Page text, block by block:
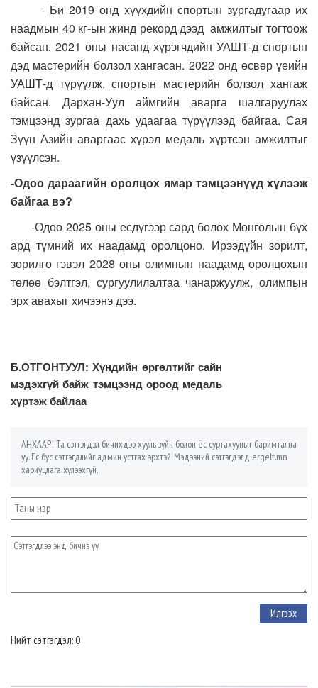
- Би 2019 онд хүүхдийн спортын зургадугаар их
наадмын 40 кг-ын жинд рекорд дээд амжилтыг тогтоож
байсан. 2021 оны насанд хүрэгчдийн УАШТ-д спортын
дэд мастерийн болзол хангасан. 2022 онд өсвөр үеийн
УАШТ-д түрүүлж, спортын мастерийн болзол хангаж
байсан. Дархан-Уул аймгийн аварга шалгаруулах
тэмцээнд зургаа дахь удаагаа түрүүлээд байгаа. Сая
Зүүн Азийн аваргаас хүрэл медаль хүртсэн амжилтыг
үзүүлсэн.
-Одоо дараагийн оролцох ямар тэмцээнүүд хүлээж
байгаа вэ?
-Одоо 2025 оны есдүгээр сард болох Монголын бүх
ард түмний их наадамд оролцоно. Ирээдүйн зорилт,
зорилго гэвэл 2028 оны олимпын наадамд оролцохын
төлөө бэлтгэл, сургуулилалтаа чанаржуулж, олимпын
эрх авахыг хичээнэ дээ.
Б.ОТГОНТУУЛ: Хүндийн өргөлтийг сайн
мэдэхгүй байж тэмцээнд ороод медаль
хүртэж байлаа
АНХААР! Та сэтгэгдэл бичихдээ хууль зүйн болон ёс суртахууныг баримтална
уу. Ёс бус сэтгэгдлийг админ устгах эрхтэй. Мэдээний сэтгэгдэлд ergelt.mn
хариуцлага хүлээхгүй.
Нийт сэтгэгдэл: 0